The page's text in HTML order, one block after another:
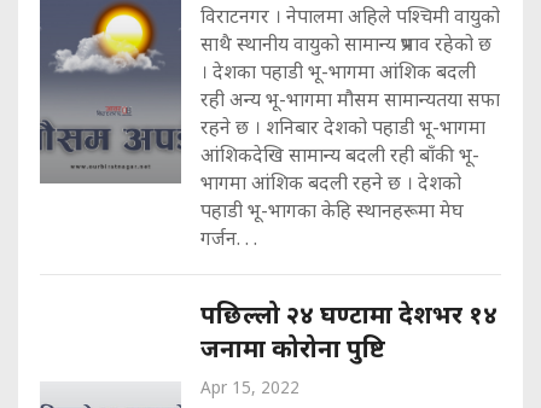
विराटनगर । नेपालमा अहिले पश्चिमी वायुको
साथै स्थानीय वायुको सामान्य प्रभाव रहेको छ
। देशका पहाडी भू-भागमा आंशिक बदली
रही अन्य भू-भागमा मौसम सामान्यतया सफा
रहने छ । शनिबार देशको पहाडी भू-भागमा
आंशिकदेखि सामान्य बदली रही बाँकी भू-
भागमा आंशिक बदली रहने छ । देशको
पहाडी भू-भागका केहि स्थानहरूमा मेघ
गर्जन. . .
पछिल्लो २४ घण्टामा देशभर १४
जनामा कोरोना पुष्टि
Apr 15, 2022